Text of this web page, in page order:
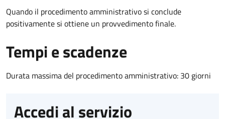
Quando il procedimento amministrativo si conclude
positivamente si ottiene un provvedimento finale.
Tempi e scadenze
Durata massima del procedimento amministrativo: 30 giorni
Accedi al servizio